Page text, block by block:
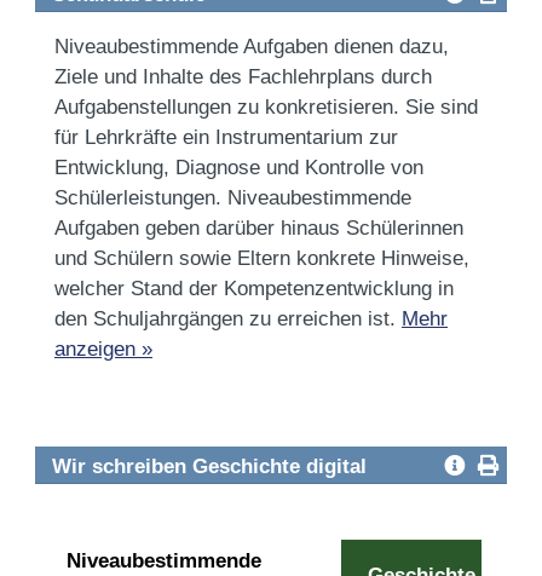
Niveaubestimmende Aufgaben dienen dazu,
Ziele und Inhalte des Fachlehrplans durch
Aufgabenstellungen zu konkretisieren. Sie sind
für Lehrkräfte ein Instrumentarium zur
Entwicklung, Diagnose und Kontrolle von
Schülerleistungen. Niveau­bestimmende
Aufgaben geben darüber hinaus Schülerinnen
und Schülern sowie Eltern konkrete Hinweise,
welcher Stand der Kompetenzentwicklung in
den Schuljahrgängen zu erreichen ist. Mehr
anzeigen »
Wir schreiben Geschichte digital
Niveaubestimmende